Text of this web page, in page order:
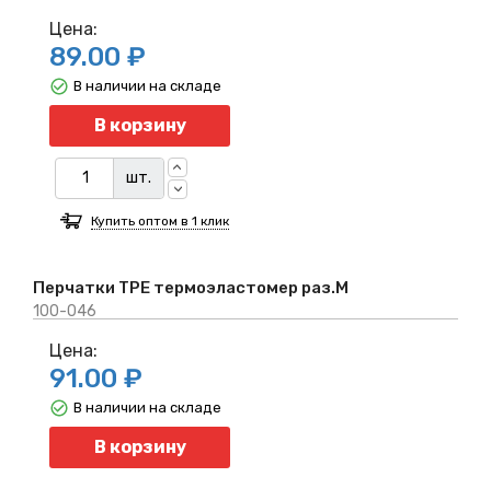
Перчатки TPE термоэластомер раз.M
100-046
Цена:
89.00 ₽
В корзину
шт.
В наличии на складе
Купить оптом в 1 клик
Цена:
91.00 ₽
В корзину
В наличии на складе